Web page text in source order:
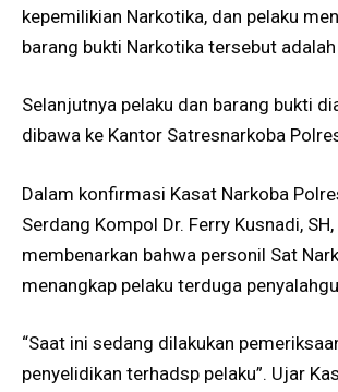
kepemilikian Narkotika, dan pelaku
barang bukti Narkotika tersebut
Selanjutnya pelaku dan barang bukti
dibawa ke Kantor Satresnarkoba
Dalam konfirmasi Kasat Narkoba
Serdang Kompol Dr. Ferry Kusnadi, SH,
membenarkan bahwa personil Sat
menangkap pelaku terduga
“Saat ini sedang dilakukan
penyelidikan terhadsp pelaku”. Ujar